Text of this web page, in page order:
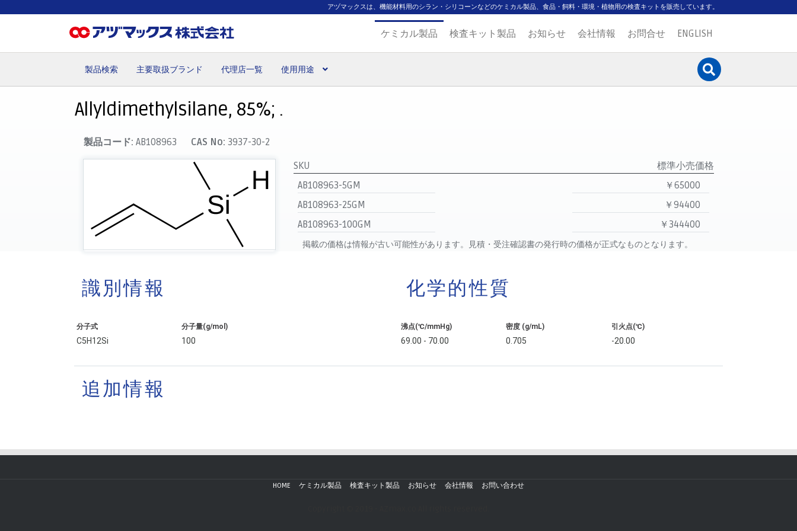
アヅマックスは、機能材料用のシラン・シリコーンなどのケミカル製品、食品・飼料・環境・植物用の検査キットを販売しています。
ケミカル製品 検査キット製品 お知らせ 会社情報 お問合せ ENGLISH
製品検索 主要取扱ブランド 代理店一覧 使用用途
Allyldimethylsilane, 85%; .
製品コード:AB108963 CAS No:3937-30-2
SKU
標準小売価格
AB108963-5GM
￥65000
AB108963-25GM
￥94400
AB108963-100GM
￥344400
掲載の価格は情報が古い可能性があります。見積・受注確認書の発行時の価格が正式なものとなります。
識別情報
分子式
C5H12Si
分子量(g/mol)
100
化学的性質
沸点(℃/mmHg)
69.00 - 70.00
密度 (g/mL)
0.705
引火点(℃)
-20.00
追加情報
HOME ケミカル製品 検査キット製品 お知らせ 会社情報 お問い合わせ